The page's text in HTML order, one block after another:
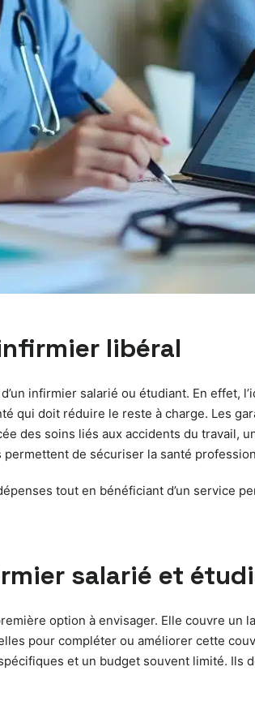
libéral
infirmier salarié ou étudiant. En effet,
qui doit réduire le reste à charge. Les
des soins liés aux accidents du travail,
de sécuriser la santé
tout en bénéficiant d’un service
salarié et
option à envisager. Elle couvre un
pour compléter ou améliorer cette
et un budget souvent limité. Ils